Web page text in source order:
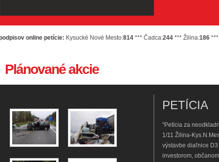
online petície:Kysucké Nové Mesto:814*** Čadca:244*** Žilina: 186***
Plánované akcie
PETÍCIA
"Petícia za
1/11 Žilina-
výstavbe diaľnice
investorom,